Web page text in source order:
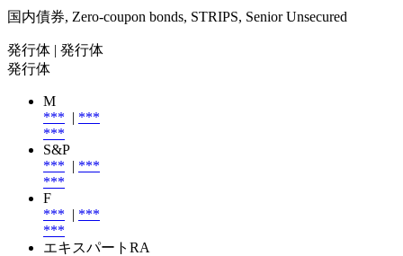
国内債券, Zero-coupon bonds, STRIPS, Senior Unsecured
発行体 | 発行体
発行体
M
*** | ***
***
S&P
*** | ***
***
F
*** | ***
***
エキスパートRA